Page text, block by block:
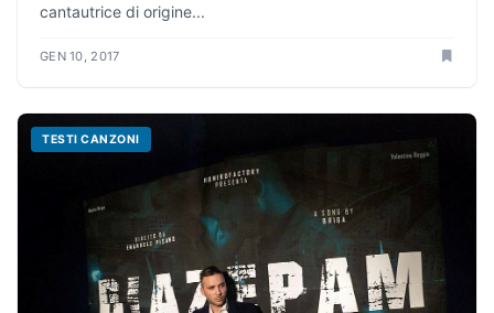
cantautrice di origine...
GEN 10, 2017
TESTI CANZONI